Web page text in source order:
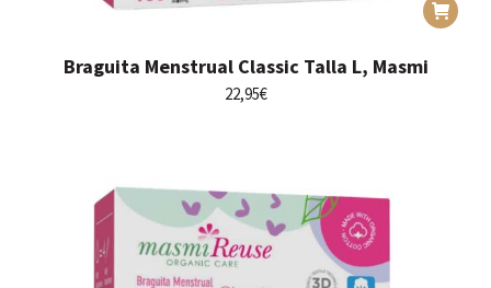
Braguita Menstrual Classic Talla L, Masmi
22,95€